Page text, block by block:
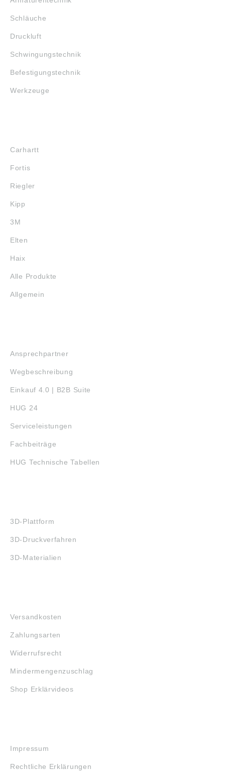
Schläuche
Druckluft
Schwingungstechnik
Befestigungstechnik
Werkzeuge
Carhartt
Fortis
Riegler
Kipp
3M
Elten
Haix
Alle Produkte
Allgemein
Ansprechpartner
Wegbeschreibung
Einkauf 4.0 | B2B Suite
HUG 24
Serviceleistungen
Fachbeiträge
HUG Technische Tabellen
3D-Plattform
3D-Druckverfahren
3D-Materialien
Versandkosten
Zahlungsarten
Widerrufsrecht
Mindermengenzuschlag
Shop Erklärvideos
Impressum
Rechtliche Erklärungen